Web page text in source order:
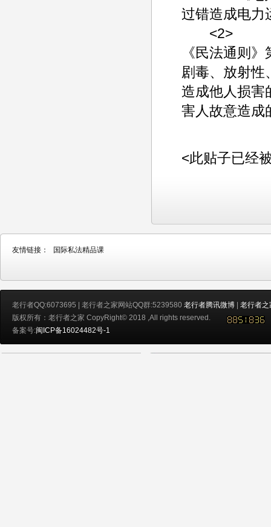
过错造成电力
<2>
《民法通则
剧毒、放射性
造成他人损害
害人故意造成
<此贴子已经
友情链接： 国际私法精品课
老行者QQ:6073695 | 老行者之家网站QQ群:5239580 老行者腾讯微博 | 老行者之
版权所有：老行者之家 CopyRight© 2018 ,All rights reserved.
备案号:闽ICP备16024482号-1